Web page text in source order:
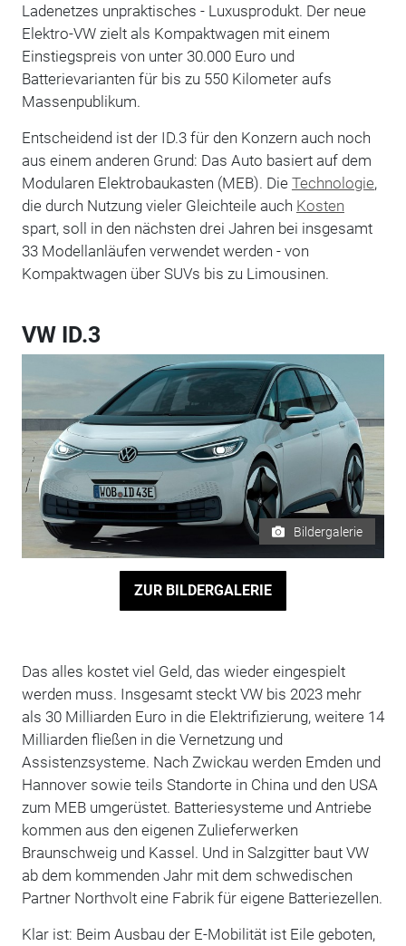
Ladenetzes unpraktisches - Luxusprodukt. Der neue
Elektro-VW zielt als Kompaktwagen mit einem
Einstiegspreis von unter 30.000 Euro und
Batterievarianten für bis zu 550 Kilometer aufs
Massenpublikum.
Entscheidend ist der ID.3 für den Konzern auch noch
aus einem anderen Grund: Das Auto basiert auf dem
Modularen Elektrobaukasten (MEB). Die Technologie,
die durch Nutzung vieler Gleichteile auch Kosten
spart, soll in den nächsten drei Jahren bei insgesamt
33 Modellanläufen verwendet werden - von
Kompaktwagen über SUVs bis zu Limousinen.
VW ID.3
Bildergalerie
ZUR BILDERGALERIE
Das alles kostet viel Geld, das wieder eingespielt
werden muss. Insgesamt steckt VW bis 2023 mehr
als 30 Milliarden Euro in die Elektrifizierung, weitere 14
Milliarden fließen in die Vernetzung und
Assistenzsysteme. Nach Zwickau werden Emden und
Hannover sowie teils Standorte in China und den USA
zum MEB umgerüstet. Batteriesysteme und Antriebe
kommen aus den eigenen Zulieferwerken
Braunschweig und Kassel. Und in Salzgitter baut VW
ab dem kommenden Jahr mit dem schwedischen
Partner Northvolt eine Fabrik für eigene Batteriezellen.
Klar ist: Beim Ausbau der E-Mobilität ist Eile geboten,